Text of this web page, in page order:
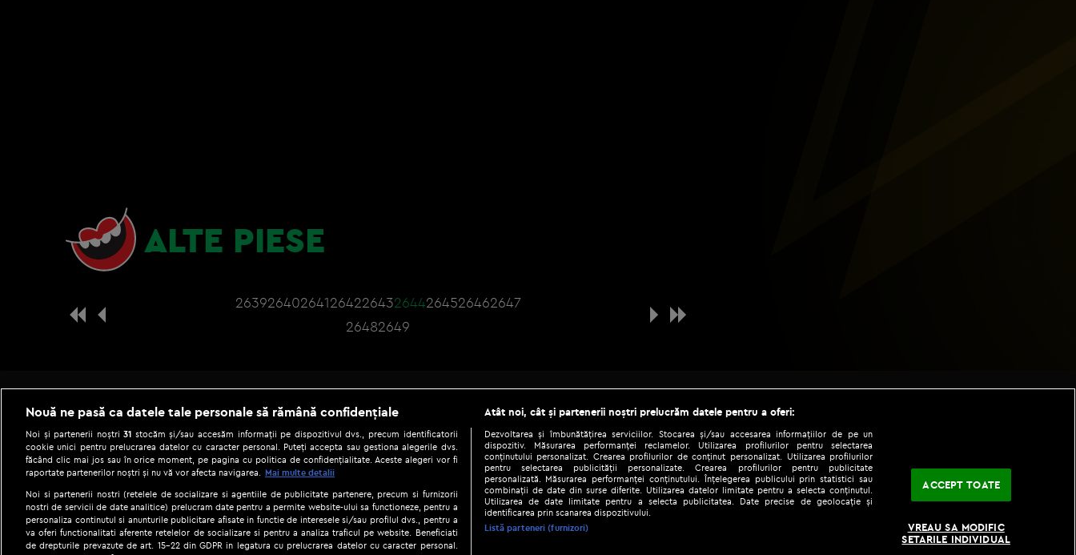
ALTE PIESE
263926402641264226432644264526462647
26482649
Be social
Copyright © 2026 / DIGI ROMANIA S.A.
Gestionați preferințele|Termeni și condiții|Politica de confidențialitate|
Nouă ne pasă ca datele tale personale să rămână confidențiale
Noi și partenerii noștri31 stocăm și/sau accesăm informații pe dispozitivul dvs., precum identificatorii
cookie unici pentru prelucrarea datelor cu caracter personal. Puteți accepta sau gestiona alegerile dvs.
făcând clic mai jos sau în orice moment, pe pagina cu politica de confidențialitate. Aceste alegeri vor fi
raportate partenerilor noștri și nu vă vor afecta navigarea.
Mai multe detalii
Noi si partenerii nostri (retelele de socializare si agentiile de publicitate partenere, precum si furnizorii
nostri de servicii de date analitice) prelucram date pentru a permite website-ului sa functioneze, pentru a
personaliza continutul si anunturile publicitare afisate in functie de interesele si/sau profilul dvs., pentru a
va oferi functionalitati aferente retelelor de socializare si pentru a analiza traficul pe website. Beneficiati
de drepturile prevazute de art. 15-22 din GDPR in legatura cu prelucrarea datelor cu caracter personal.
Atât noi, cât și partenerii noștri prelucrăm datele pentru a oferi:
Dezvoltarea și îmbunătățirea serviciilor. Stocarea și/sau accesarea informațiilor de pe un
dispozitiv. Măsurarea performanței reclamelor. Utilizarea profilurilor pentru selectarea
conținutului personalizat. Crearea profilurilor de conținut personalizat. Utilizarea profilurilor
pentru selectarea publicității personalizate. Crearea profilurilor pentru publicitate
personalizată. Măsurarea performanței conținutului. Înțelegerea publicului prin statistici sau
combinații de date din surse diferite. Utilizarea datelor limitate pentru a selecta conținutul.
Utilizarea de date limitate pentru a selecta publicitatea. Date precise de geolocație și
identificarea prin scanarea dispozitivului.
Listă parteneri (furnizori)
ACCEPT TOATE
VREAU SA MODIFIC
SETARILE INDIVIDUAL